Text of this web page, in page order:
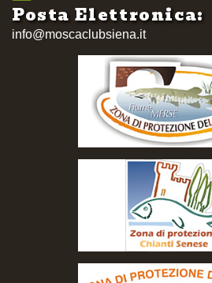
Posta Elettronica:
info@moscaclubsiena.it